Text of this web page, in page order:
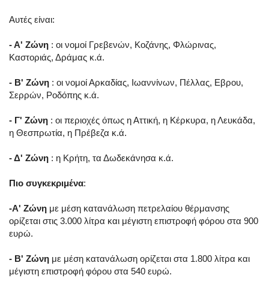
Αυτές είναι:
- Α' Zώνη : οι νομοί Γρεβενών, Κοζάνης, Φλώρινας,
Καστοριάς, Δράμας κ.ά.
- Β' Zώνη : οι νομοί Αρκαδίας, Ιωαννίνων, Πέλλας, Εβρου,
Σερρών, Ροδόπης κ.ά.
- Γ' Zώνη : οι περιοχές όπως η Αττική, η Κέρκυρα, η Λευκάδα,
η Θεσπρωτία, η Πρέβεζα κ.ά.
- Δ' Zώνη : η Κρήτη, τα Δωδεκάνησα κ.ά.
Πιο συγκεκριμένα:
-Α' Ζώνη με μέση κατανάλωση πετρελαίου θέρμανσης
ορίζεται στις 3.000 λίτρα και μέγιστη επιστροφή φόρου στα 900
ευρώ.
- Β' Ζώνη με μέση κατανάλωση ορίζεται στα 1.800 λίτρα και
μέγιστη επιστροφή φόρου στα 540 ευρώ.